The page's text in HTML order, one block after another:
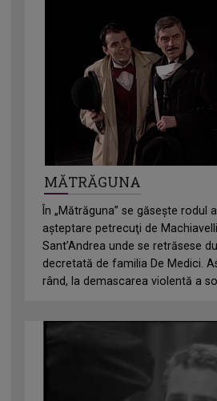
MĂTRĂGUNA
În „Mătrăguna” se găseşte rodul
aşteptare petrecuţi de
Sant’Andrea unde se retrăsese
decretată de familia De Medici.
rând, la demascarea violentă a